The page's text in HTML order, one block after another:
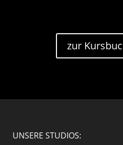
zur
UNSERE STUDIOS: